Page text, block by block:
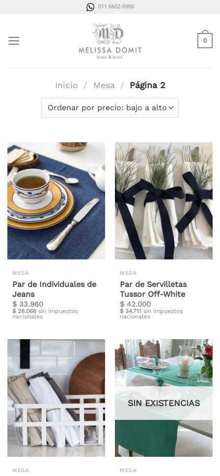
011 6602-0906
0
Inicio / Mesa / Página 2
MESA
Par de Individuales de
Jeans
$ 33.960
$ 28.066 sin impuestos
nacionales
MESA
Par de Servilletas
Tussor Off-White
$ 42.000
$ 34.711 sin impuestos
nacionales
MESA
SIN EXISTENCIAS
MESA